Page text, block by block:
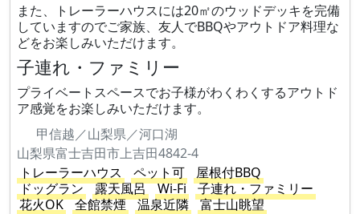
また、トレーラーハウスには20㎡のウッドデッキを完備
していますのでご家族、友人でBBQやアウトドア料理な
どをお楽しみいただけます。
子連れ・ファミリー
プライベートスペースでお子様がわくわくするアウトド
ア感覚をお楽しみいただけます。
甲信越／山梨県／河口湖
山梨県富士吉田市上吉田4842-4
トレーラーハウス
ペット可
屋根付BBQ
ドッグラン
露天風呂 Wi-Fi
子連れ・ファミリー
花火OK
全館禁煙 温泉近隣
富士山眺望